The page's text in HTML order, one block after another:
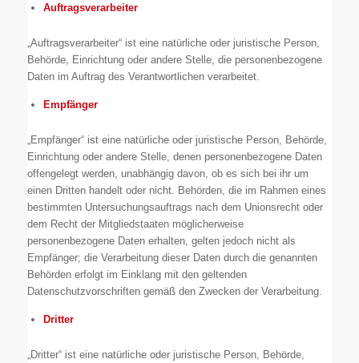
Auftragsverarbeiter
„Auftragsverarbeiter“ ist eine natürliche oder juristische Person,
Behörde, Einrichtung oder andere Stelle, die personenbezogene
Daten im Auftrag des Verantwortlichen verarbeitet.
Empfänger
„Empfänger“ ist eine natürliche oder juristische Person, Behörde,
Einrichtung oder andere Stelle, denen personenbezogene Daten
offengelegt werden, unabhängig davon, ob es sich bei ihr um
einen Dritten handelt oder nicht. Behörden, die im Rahmen eines
bestimmten Untersuchungsauftrags nach dem Unionsrecht oder
dem Recht der Mitgliedstaaten möglicherweise
personenbezogene Daten erhalten, gelten jedoch nicht als
Empfänger; die Verarbeitung dieser Daten durch die genannten
Behörden erfolgt im Einklang mit den geltenden
Datenschutzvorschriften gemäß den Zwecken der Verarbeitung.
Dritter
„Dritter“ ist eine natürliche oder juristische Person, Behörde,